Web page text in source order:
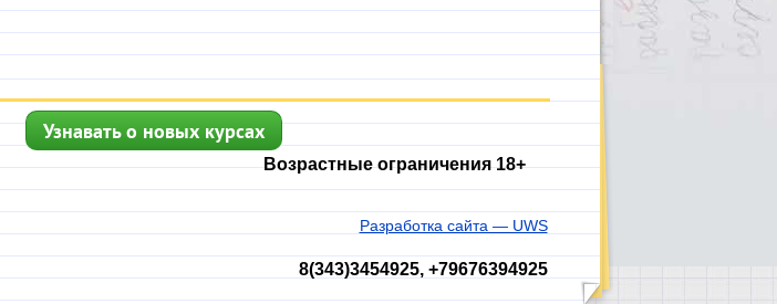
Узнавать о новых курсах
Возрастные ограничения 18+
Разработка сайта — UWS
8(343)3454925, +79676394925